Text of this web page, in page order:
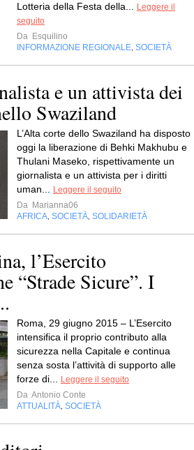
Lotteria della Festa della...
Leggere il
seguito
Da Esquilino
INFORMAZIONE REGIONALE SOCIETÀ
e un attivista dei
Swaziland
L’Alta corte dello Swaziland ha disposto
oggi la liberazione di Behki Makhubu e
Thulani Maseko, rispettivamente un
giornalista e un attivista per i diritti
uman...
Leggere il seguito
Da Marianna06
AFRICA SOCIETÀ SOLIDARIETÀ
l’Esercito
“Strade Sicure”. I
Roma, 29 giugno 2015 – L’Esercito
intensifica il proprio contributo alla
sicurezza nella Capitale e continua
senza sosta l’attività di supporto alle
forze di...
Leggere il seguito
Da Antonio Conte
ATTUALITÀ SOCIETÀ